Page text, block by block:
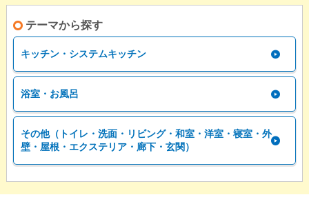
テーマから探す
キッチン・システムキッチン
浴室・お風呂
その他（トイレ・洗面・リビング・和室・洋室・寝室・外
壁・屋根・エクステリア・廊下・玄関）